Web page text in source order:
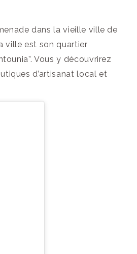
dans la vieille ville de
ville est son quartier
Vous y découvrirez
d’artisanat local et